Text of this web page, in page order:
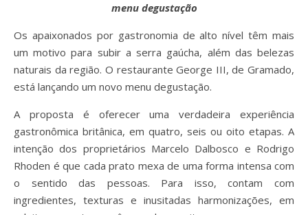
menu degustação
Os apaixonados por gastronomia de alto nível têm mais
um motivo para subir a serra gaúcha, além das belezas
naturais da região. O restaurante George III, de Gramado,
está lançando um novo menu degustação.
A proposta é oferecer uma verdadeira experiência
gastronômica britânica, em quatro, seis ou oito etapas. A
intenção dos proprietários Marcelo Dalbosco e Rodrigo
Rhoden é que cada prato mexa de uma forma intensa com
o sentido das pessoas. Para isso, contam com
ingredientes, texturas e inusitadas harmonizações, em